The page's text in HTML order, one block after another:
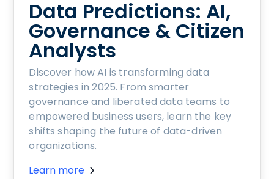
Data Predictions: AI,
Governance & Citizen
Analysts
Discover how AI is transforming data
strategies in 2025. From smarter
governance and liberated data teams to
empowered business users, learn the key
shifts shaping the future of data-driven
organizations.
Learn more